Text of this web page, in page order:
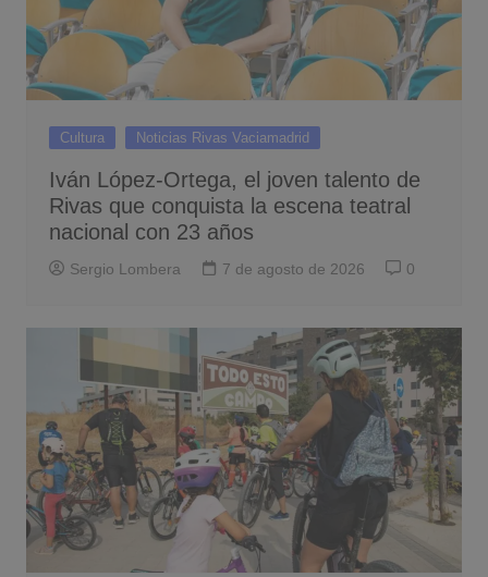
Cultura Noticias Rivas Vaciamadrid
Iván López-Ortega, el joven talento de
Rivas que conquista la escena teatral
nacional con 23 años
Sergio Lombera 7 de agosto de 2026 0